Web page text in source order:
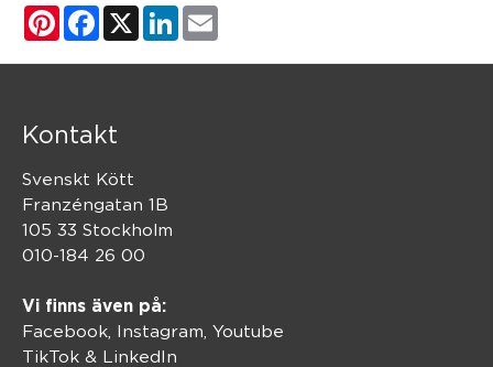
PinterestFacebook
X LinkedIn
Kontakt
Svenskt Kött
Franzéngatan 1B
105 33 Stockholm
010-184 26 00
Vi finns även på:
Facebook, Instagram Youtube
TikTok & LinkedIn